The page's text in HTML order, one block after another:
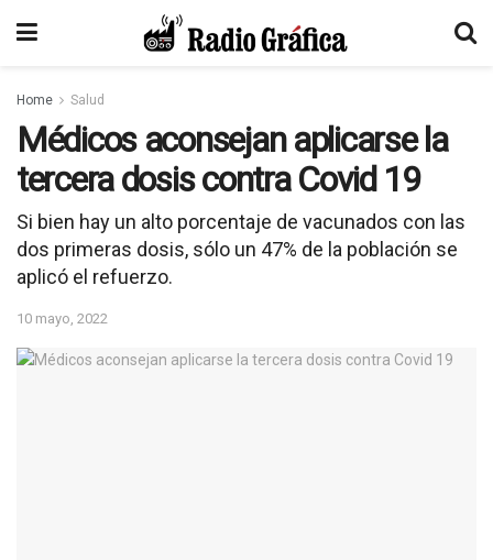
Home Salud
Médicos aconsejan aplicarse la
tercera dosis contra Covid 19
Si bien hay un alto porcentaje de vacunados con las
dos primeras dosis, sólo un 47% de la población se
aplicó el refuerzo.
10 mayo, 2022